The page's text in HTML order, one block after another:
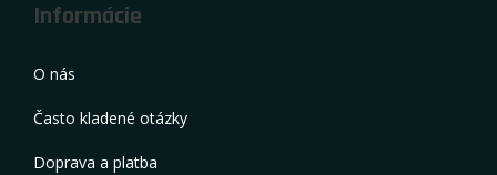
Informácie
O nás
Často kladené otázky
Doprava a platba